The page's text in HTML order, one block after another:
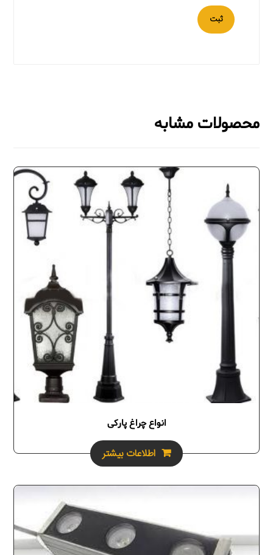
ثبت
محصولات مشابه
انواع چراغ پارکی
اطلاعات بیشتر